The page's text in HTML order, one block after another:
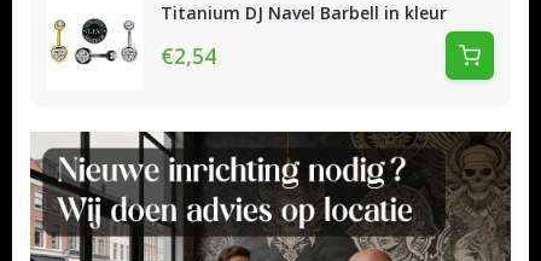
Titanium DJ Navel Barbell in kleur
€2,54